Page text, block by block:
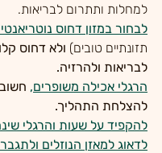
למחלות ותתרום לבריאות.
לבחור במזון דחוס
תזונתיים טובים) ולא דחוס
לבריאות ולהרזיה.
הרגלי אכילה משופרים,
להצלחת התהליך.
להקפיד על שעות והרגלי
לדאוג למאזן הנוזלים